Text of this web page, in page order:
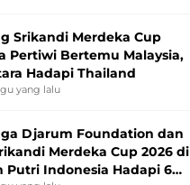
Srikandi Merdeka Cup
Pertiwi Bertemu Malaysia,
Hadapi Thailand
yang lalu
Djarum Foundation dan
Merdeka Cup 2026 di
Putri Indonesia Hadapi 6